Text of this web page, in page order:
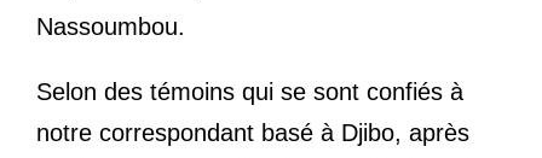
Nassoumbou.
Selon des témoins qui se sont confiés à
notre correspondant basé à Djibo, après